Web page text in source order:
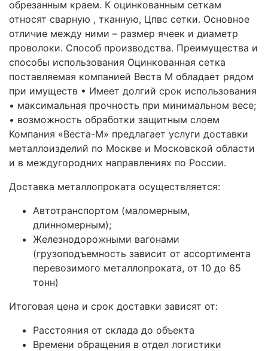
обрезанным краем. К оцинкованным сеткам
относят сварную , тканную, Цпвс сетки. Основное
отличие между ними – размер ячеек и диаметр
проволоки. Способ производства. Преимущества и
способы использования Оцинкованная сетка
поставляемая компанией Веста М обладает рядом
при имуществ • Имеет долгий срок использования
• максимальная прочность при минимальном весе;
• возможность обработки защитным слоем
Компания «Веста-М» предлагает услуги доставки
металлоизделий по Москве и Московской области
и в междугородних направлениях по России.
Доставка металлопроката осуществляется:
Автотранспортом (маломерным,
длинномерным);
Железнодорожными вагонами
(грузоподъемность зависит от ассортимента
перевозимого металлопроката, от 10 до 65
тонн)
Итоговая цена и срок доставки зависят от:
Расстояния от склада до объекта
Времени обращения в отдел логистики